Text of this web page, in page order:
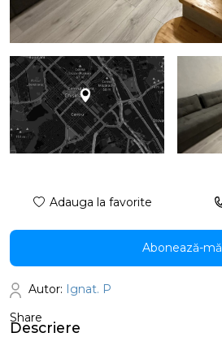
Descriere
Adauga la favorite
Abonează-mă
Autor: Ignat. P
Share